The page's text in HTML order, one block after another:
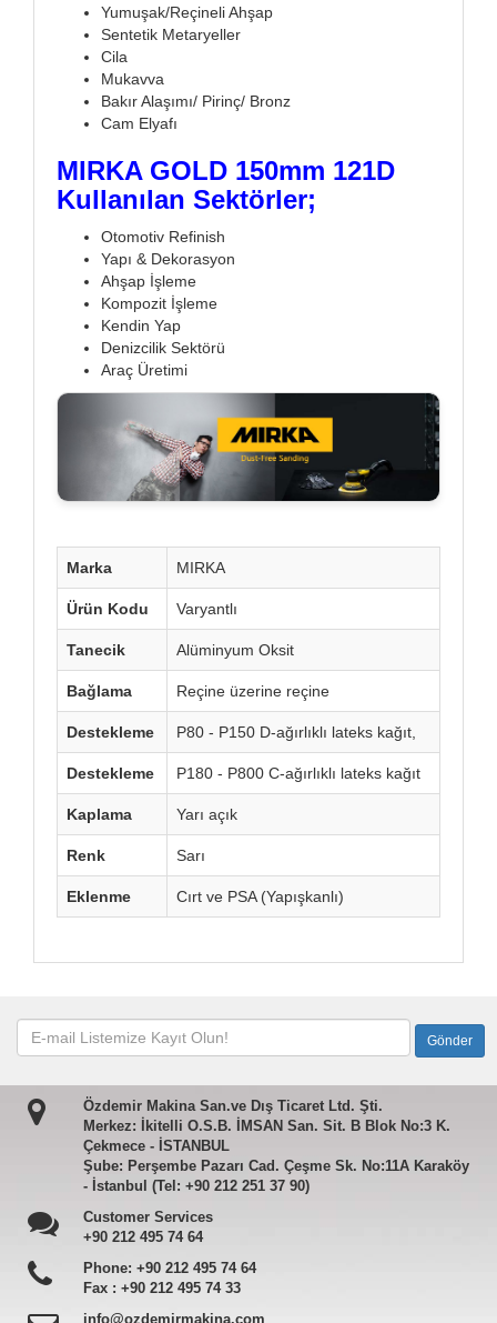
Yumuşak/Reçineli Ahşap
Sentetik Metaryeller
Cila
Mukavva
Bakır Alaşımı/ Pirinç/ Bronz
Cam Elyafı
MIRKA GOLD 150mm 121D
Kullanılan Sektörler;
Otomotiv Refinish
Yapı & Dekorasyon
Ahşap İşleme
Kompozit İşleme
Kendin Yap
Denizcilik Sektörü
Araç Üretimi
Marka MIRKA
Ürün Kodu Varyantlı
Tanecik Alüminyum Oksit
Bağlama Reçine üzerine reçine
Destekleme P80 - P150 D-ağırlıklı lateks kağıt,
Destekleme P180 - P800 C-ağırlıklı lateks kağıt
Kaplama Yarı açık
Renk Sarı
Eklenme Cırt ve PSA (Yapışkanlı)
Özdemir Makina San.ve Dış Ticaret Ltd. Şti.
Merkez: İkitelli O.S.B. İMSAN San. Sit. B Blok No:3 K.
Çekmece - İSTANBUL
Şube: Perşembe Pazarı Cad. Çeşme Sk. No:11A Karaköy
- İstanbul (Tel: +90 212 251 37 90)
Customer Services
+90 212 495 74 64
Phone: +90 212 495 74 64
Fax : +90 212 495 74 33
info@ozdemirmakina.com